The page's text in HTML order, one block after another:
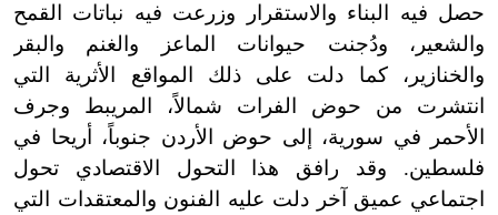
حصل فيه البناء والاستقرار وزرعت فيه نباتات القمح
والشعير، ودُجنت حيوانات الماعز والغنم والبقر
والخنازير، كما دلت على ذلك المواقع الأثرية التي
انتشرت من حوض الفرات شمالاً، المريبط وجرف
الأحمر في سورية، إلى حوض الأردن جنوباً، أريحا في
فلسطين. وقد رافق هذا التحول الاقتصادي تحول
اجتماعي عميق آخر دلت عليه الفنون والمعتقدات التي